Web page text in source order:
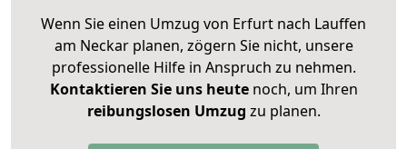
Wenn Sie einen Umzug von Erfurt nach Lauffen
am Neckar planen, zögern Sie nicht, unsere
professionelle Hilfe in Anspruch zu nehmen.
Kontaktieren Sie uns heutenoch, um Ihren
reibungslosen Umzug zu planen.